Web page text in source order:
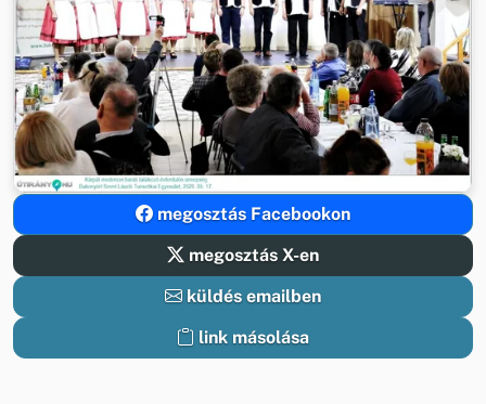
megosztás Facebookon
megosztás X-en
küldés emailben
link másolása